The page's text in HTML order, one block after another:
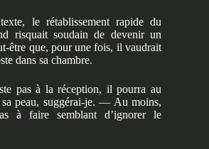
le rétablissement rapide du
risquait soudain de devenir un
être que, pour une fois, il vaudrait
dans sa chambre.
pas à la réception, il pourra au
sa peau, suggérai-je. — Au moins,
à faire semblant d’ignorer le